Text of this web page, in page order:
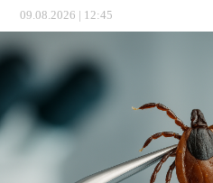
09.08.2026 | 12:45